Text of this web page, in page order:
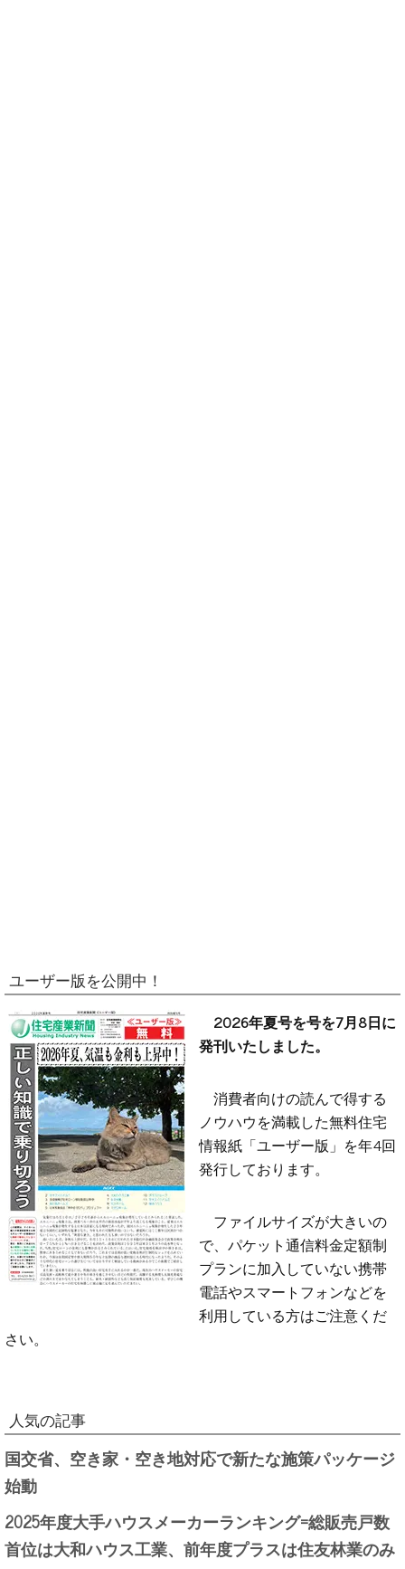
ユーザー版を公開中！
2026年夏号を号を7月8日に
発刊いたしました。
消費者向けの読んで得する
ノウハウを満載した無料住宅
情報紙「ユーザー版」を年4回
発行しております。
ファイルサイズが大きいの
で、パケット通信料金定額制
プランに加入していない携帯
電話やスマートフォンなどを
利用している方はご注意くだ
さい。
人気の記事
国交省、空き家・空き地対応で新たな施策パッケージ
始動
2025年度大手ハウスメーカーランキング=総販売戸数
首位は大和ハウス工業、前年度プラスは住友林業のみ